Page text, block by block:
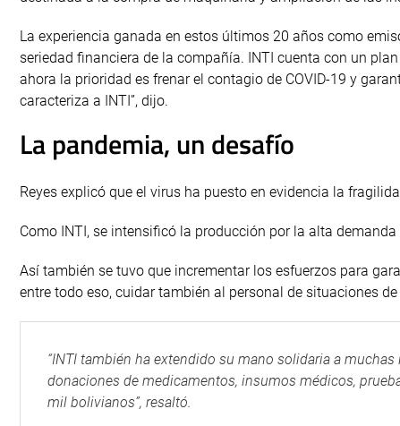
La experiencia ganada en estos últimos 20 años como
seriedad financiera de la compañía. INTI cuenta con un
ahora la prioridad es frenar el contagio de COVID-19 y
caracteriza a INTI”, dijo.
La pandemia, un desafío
Reyes explicó que el virus ha puesto en evidencia la
Como INTI, se intensificó la producción por la alta
Así también se tuvo que incrementar los esfuerzos para
entre todo eso, cuidar también al personal de situaciones
“INTI también ha extendido su mano solidaria a
donaciones de medicamentos, insumos médicos,
mil bolivianos”, resaltó.